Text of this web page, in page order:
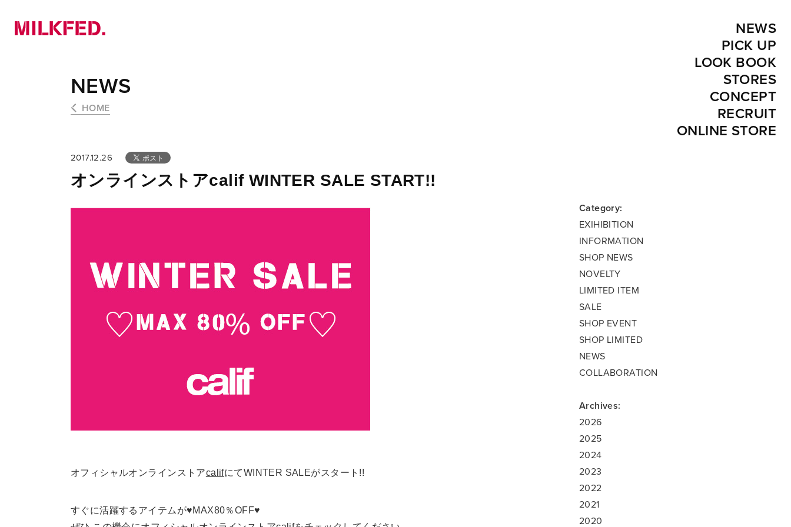
NEWS
PICK UP
LOOK BOOK
STORES
CONCEPT
RECRUIT
ONLINE STORE
NEWS
HOME
2017.12.26
オンラインストアcalif WINTER SALE START!!
オフィシャルオンラインストアcalifにてWINTER SALEがスタート!!
すぐに活躍するアイテムが♥MAX80％OFF♥
Category:
EXIHIBITION
INFORMATION
SHOP NEWS
NOVELTY
LIMITED ITEM
SALE
SHOP EVENT
SHOP LIMITED
NEWS
COLLABORATION
Archives:
2026
2025
2024
2023
2022
2021
2020